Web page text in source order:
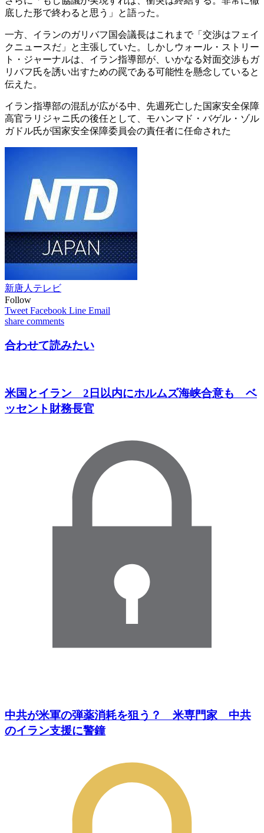
底した形で終わると思う」と語った。
一方、イランのガリバフ国会議長はこれまで「交渉はフェイ
クニュースだ」と主張していた。しかしウォール・ストリー
ト・ジャーナルは、イラン指導部が、いかなる対面交渉もガ
リバフ氏を誘い出すための罠である可能性を懸念していると
伝えた。
イラン指導部の混乱が広がる中、先週死亡した国家安全保障
高官ラリジャニ氏の後任として、モハンマド・バゲル・ゾル
ガドル氏が国家安全保障委員会の責任者に任命された
新唐人テレビ
Follow
Tweet Facebook Line Email
share comments
合わせて読みたい
米国とイラン 2日以内にホルムズ海峡合意も ベ
ッセント財務長官
中共が米軍の弾薬消耗を狙う？ 米専門家 中共
のイラン支援に警鐘